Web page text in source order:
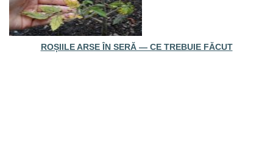
ROȘIILE ARSE ÎN SERĂ — CE TREBUIE FĂCUT